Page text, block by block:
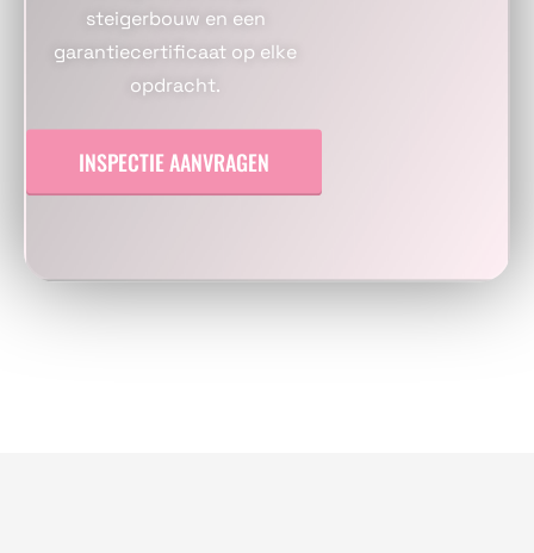
steigerbouw en een
garantiecertificaat op elke
opdracht.
INSPECTIE AANVRAGEN